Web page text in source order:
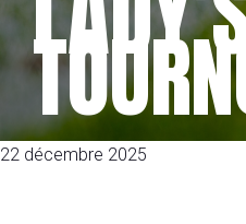
22 décembre 2025